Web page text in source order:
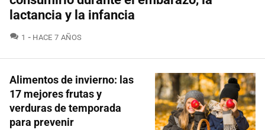
lactancia y la infancia
1 COMENTARIOS
HACE 7 AÑOS
Alimentos de invierno: las
17 mejores frutas y
verduras de temporada
para prevenir